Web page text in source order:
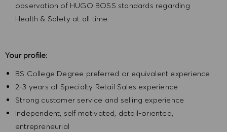
observation of HUGO BOSS standards regarding
Health & Safety at all time.
Your profile:
BS College Degree preferred or equivalent experience
2-3 years of Specialty Retail Sales experience
Strong customer service and selling experience
Independent, self motivated, detail-oriented,
entrepreneurial